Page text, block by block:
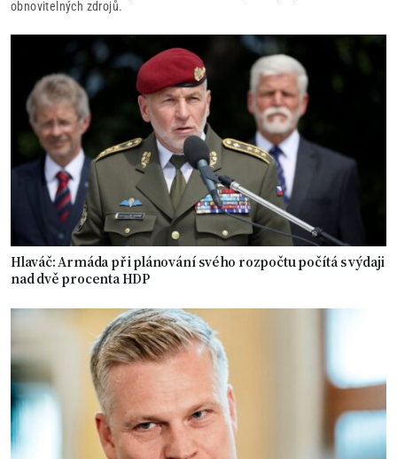
obnovitelných zdrojů.
Hlaváč: Armáda při plánování svého rozpočtu počítá s výdaji
nad dvě procenta HDP